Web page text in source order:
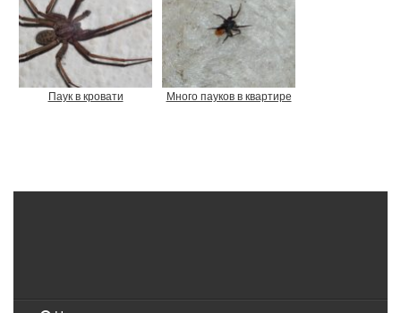
Паук в кровати Много пауков в квартире